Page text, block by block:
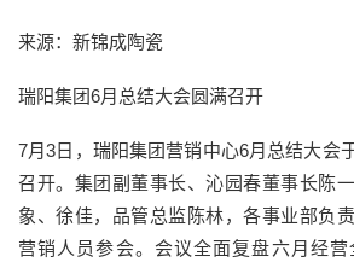
来源：新锦成陶瓷
瑞阳集团6月总结大会圆满召开
7月3日，瑞阳集团营销中心6月总结大会
召开。集团副董事长、沁园春董事长陈
象、徐佳，品管总监陈林，各事业部负
营销人员参会。会议全面复盘六月经